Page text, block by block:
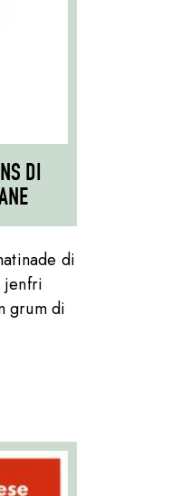
DI
di
jenfri
grum di